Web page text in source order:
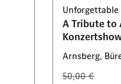
64,85 €
Verfügbar: 54
Unforgettable
A Tribute to
Arnsberg,
50,00 €